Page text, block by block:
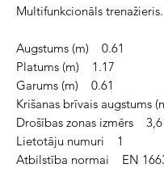
Multifunkcionāls trenažieris.
Augstums (m) 0.61
Platums (m) 1.17
Garums (m) 0.61
Krišanas brīvais augstums
Drošības zonas izmērs
Lietotāju numuri 1
Atbilstība normai EN